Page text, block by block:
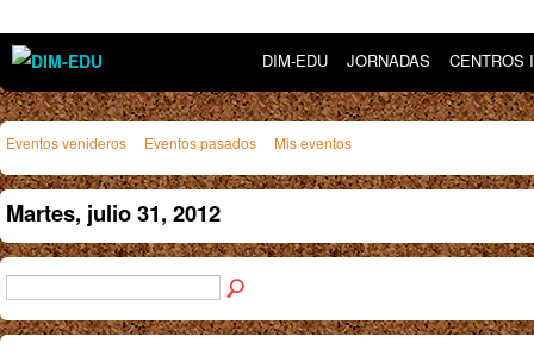
DIM-EDU JORNADAS CENTROS
Eventos venideros Eventos pasados Mis eventos
Martes, julio 31, 2012